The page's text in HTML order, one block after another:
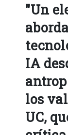
"Un
IA
los
UC,